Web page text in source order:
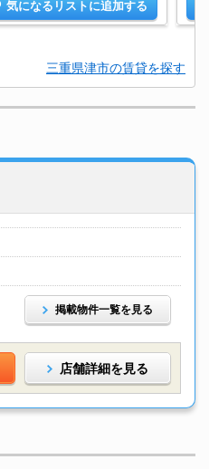
気になるリストに追加する
三重県津市の賃貸を探す
掲載物件一覧を見る
店舗詳細を見る